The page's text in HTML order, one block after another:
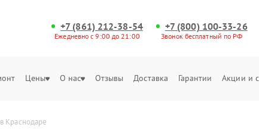
+7 (861) 212-38-54
Ежедневно с 9:00 до 21:00
+7 (800) 100-33-26
Звонок бесплатный по РФ
Цены О нас Отзывы Доставка Гарантии Акции и
Краснодаре